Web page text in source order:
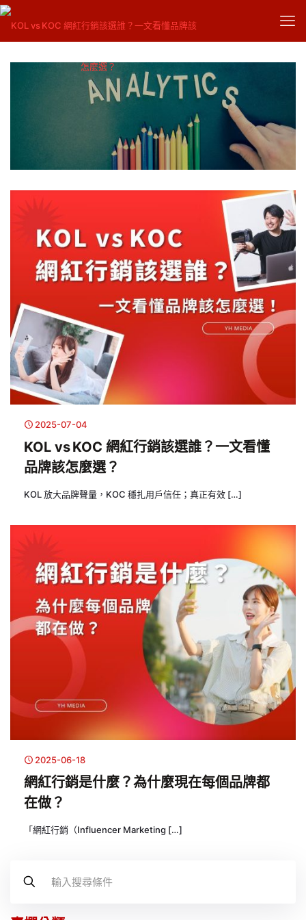
2025-07-04
KOL vs KOC 網紅行銷該選誰？一文看懂
品牌該怎麼選？
KOL 放大品牌聲量，KOC 穩扎用戶信任；真正有效 […]
2025-06-18
網紅行銷是什麼？為什麼現在每個品牌都
在做？
「網紅行銷（Influencer Marketing […]